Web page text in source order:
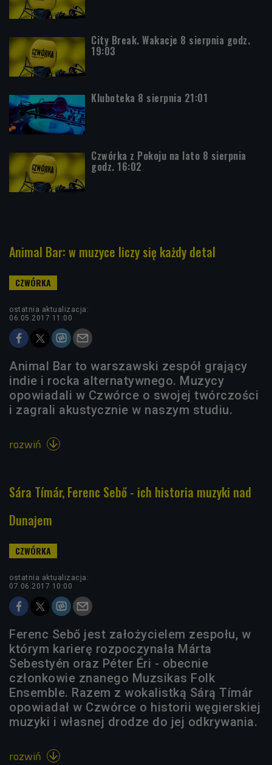
City Break. Wakacje 8 sierpnia godz.
19:03
Kluboteka 8 sierpnia 21:01
Czwórka z Pokoju na lato 8 sierpnia
godz. 16:02
Animal Bar: w muzyce liczy się każdy detal
ostatnia aktualizacja:
06.05.2017 11:00
Animal Bar to warszawski zespół grający
indie i rocka alternatywnego. Muzycy
opowiadali w Czwórce o swojej twórczości
i zagrali akustycznie w naszym studiu.
rozwiń 
Sára Tímár, Ferenc Sebő - ich historia muzyki nad
Dunajem
ostatnia aktualizacja:
07.06.2017 10:00
Ferenc Sebő jest założycielem zespołu, w
którym karierę rozpoczynała Márta
Sebestyén oraz Péter Éri - obecnie
członkowie znanego Muzsikas Folk
Ensemble. Razem z wokalistką Sárą Tímár
opowiadał w Czwórce o historii węgierskiej
muzyki i własnej drodze do jej odkrywania.
rozwiń 